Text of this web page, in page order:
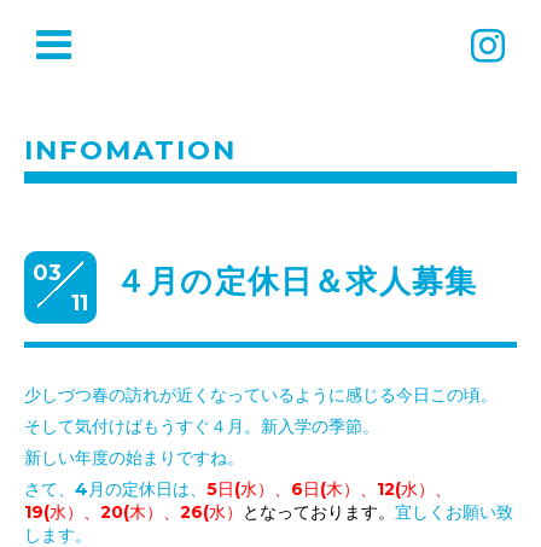
INFOMATION
03
11
４月の定休日＆求人募集
少しづつ春の訪れが近くなっているように感じる今日この頃。
そして気付けばもうすぐ４月。新入学の季節。
新しい年度の始まりですね。
さて、4月の定休日は、 5日(水）、6日(木）、12(水）、
19(水）、20(木）、26(水）
となっております。 宜しくお願い致
します。